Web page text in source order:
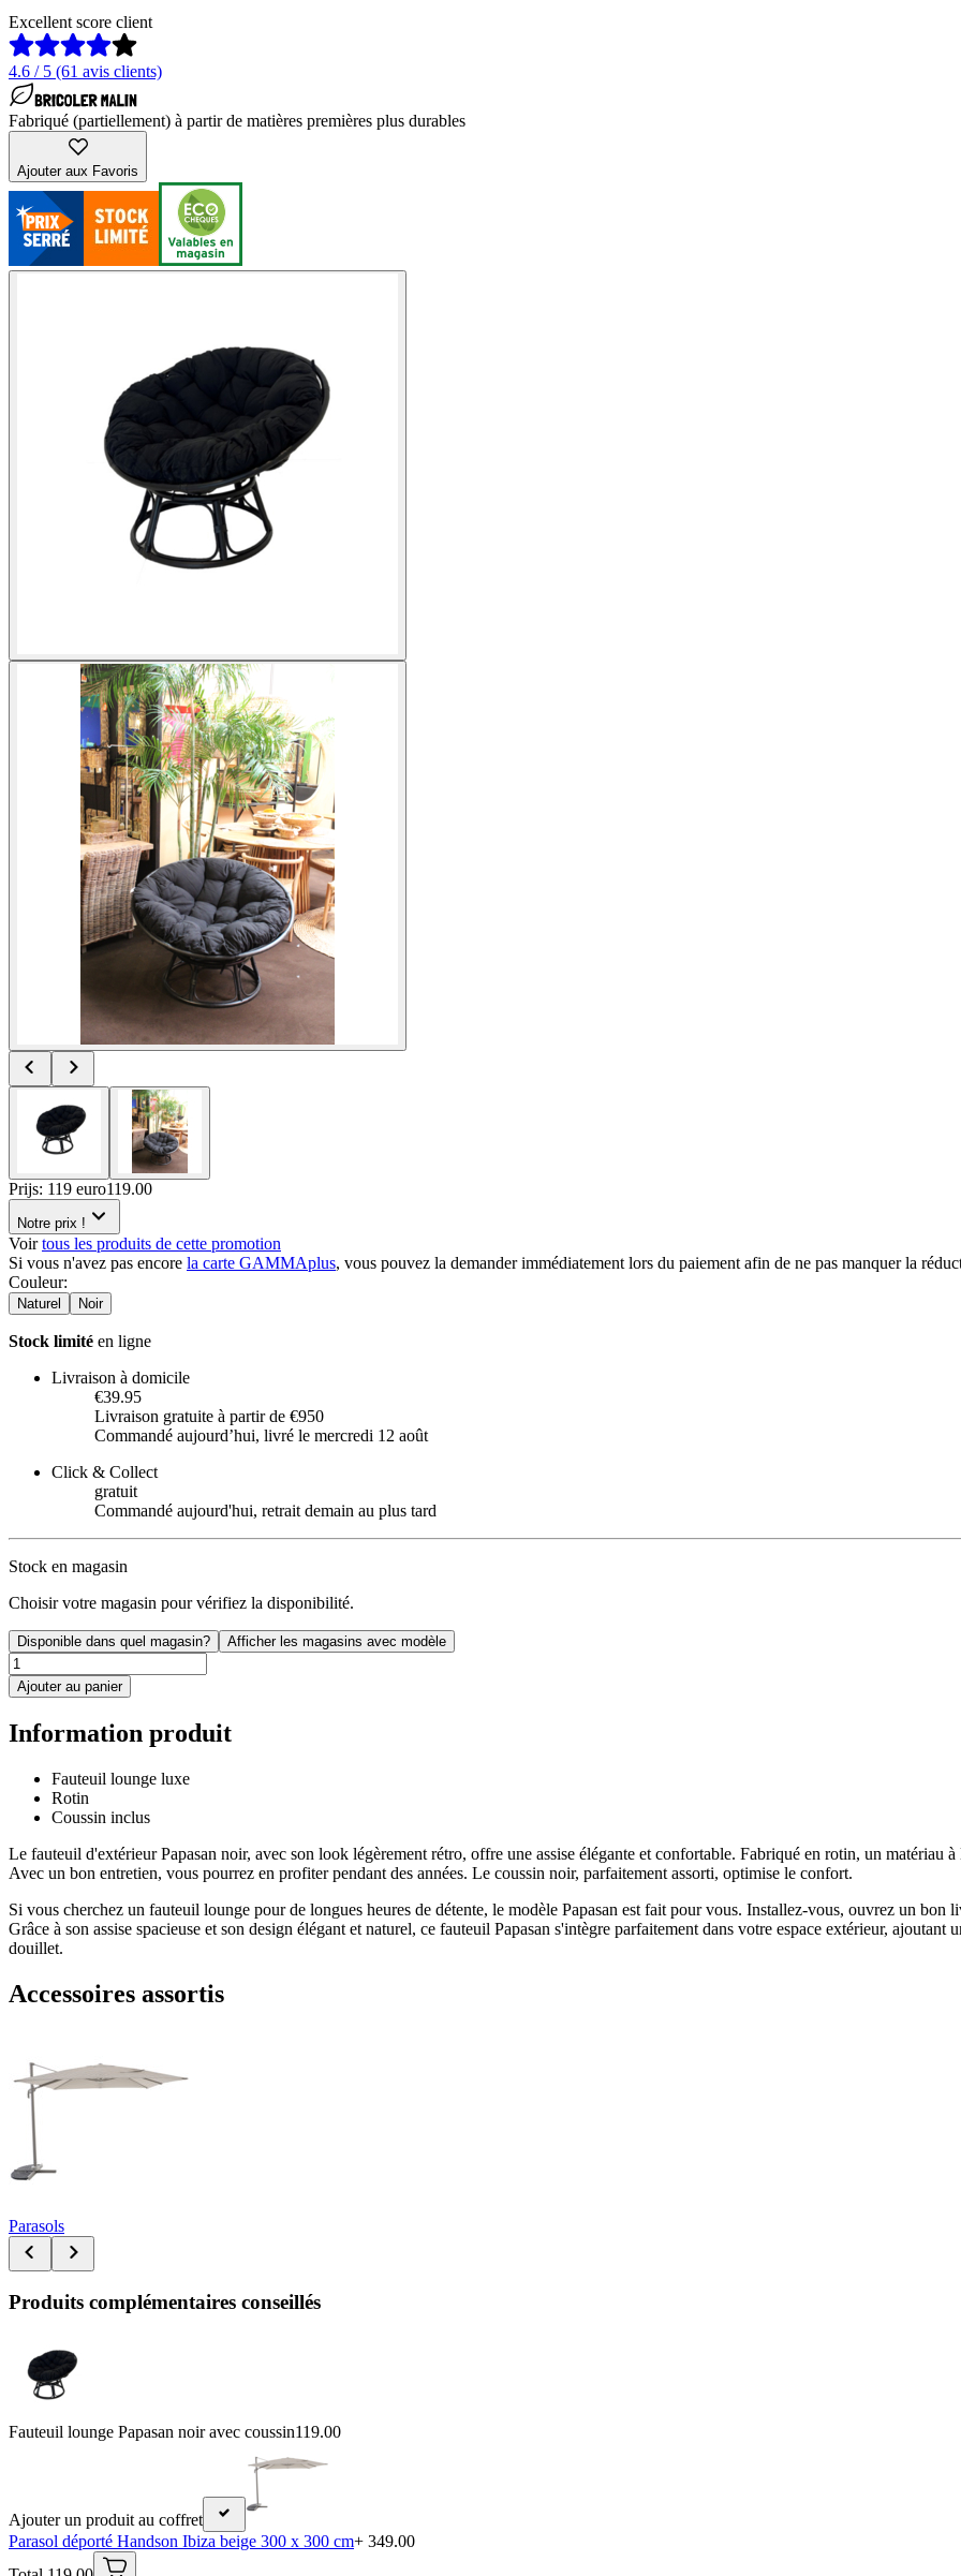
Excellent score client
4.6 / 5 (61 avis clients)
Fabriqué (partiellement) à partir de matières premières plus durables
Ajouter aux Favoris
Prijs: 119 euro119.00
Notre prix !
Voirtous les produits de cette promotion
Si vous n'avez pas encore la carte GAMMAplus, vous pouvez la demander immédiatement lors du paiement afin de ne pas manquer la
Couleur:
Naturel Noir
Stock limité en ligne
Livraison à domicile
€39.95
Livraison gratuite à partir de €950
Commandé aujourdʼhui, livré le mercredi 12 août
Click & Collect
gratuit
Commandé aujourd'hui, retrait demain au plus tard
Stock en magasin
Choisir votre magasin pour vérifiez la disponibilité.
Disponible dans quel magasin? Afficher les magasins avec modèle
Ajouter au panier
Information produit
Fauteuil lounge luxe
Rotin
Coussin inclus
Le fauteuil d'extérieur Papasan noir, avec son look légèrement rétro, offre une assise élégante et confortable. Fabriqué en rotin, un matériau
Avec un bon entretien, vous pourrez en profiter pendant des années. Le coussin noir, parfaitement assorti, optimise le confort.
Si vous cherchez un fauteuil lounge pour de longues heures de détente, le modèle Papasan est fait pour vous. Installez-vous, ouvrez un
Grâce à son assise spacieuse et son design élégant et naturel, ce fauteuil Papasan s'intègre parfaitement dans votre espace extérieur,
douillet.
Accessoires assortis
Parasols
Produits complémentaires conseillés
Fauteuil lounge Papasan noir avec coussin119.00
Ajouter un produit au coffret
Parasol déporté Handson Ibiza beige 300 x 300 cm+ 349.00